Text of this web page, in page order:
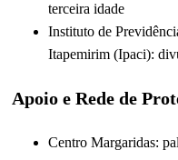
terceira idade
Instituto de
Itapemirim (Ipaci):
Apoio e Rede de
Centro Margaridas: